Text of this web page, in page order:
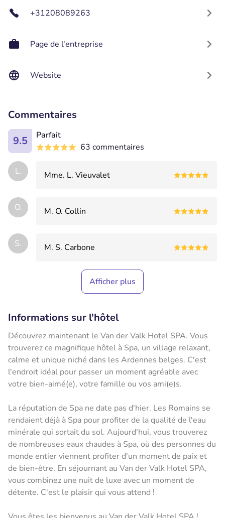
+31208089263
Page de l'entreprise
Website
Commentaires
9.5
Parfait
63 commentaires
L. Mme. L. Vieuvalet
O. M. O. Collin
S. M. S. Carbone
Afficher plus
Informations sur l'hôtel
Découvrez maintenant le Van der Valk Hotel SPA. Vous
trouverez ce magnifique hôtel à Spa, un village relaxant,
calme et unique niché dans les Ardennes belges. C'est
l'endroit idéal pour passer un moment agréable avec
votre bien-aimé(e), votre famille ou vos ami(e)s.
La réputation de Spa ne date pas d'hier. Les Romains se
rendaient déjà à Spa pour profiter de la qualité de l'eau
minérale qui sortait du sol. Aujourd'hui, vous trouverez
de nombreuses eaux chaudes à Spa, où des personnes du
monde entier viennent profiter d'un moment de paix et
de bien-être. En séjournant au Van der Valk Hotel SPA,
vous combinez une nuit de luxe avec un moment de
détente. C'est le plaisir qui vous attend !